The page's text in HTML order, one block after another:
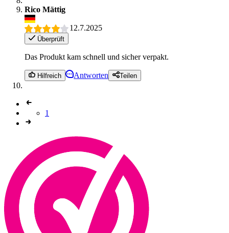
Rico Mättig
12.7.2025
Überprüft
Das Produkt kam schnell und sicher verpakt.
Hilfreich Antworten Teilen
1